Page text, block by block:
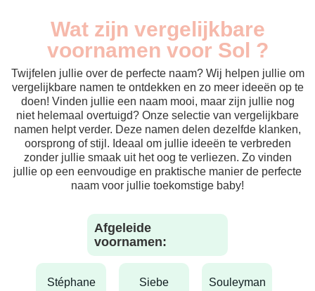
Wat zijn vergelijkbare
voornamen voor Sol ?
Twijfelen jullie over de perfecte naam? Wij helpen jullie om
vergelijkbare namen te ontdekken en zo meer ideeën op te
doen! Vinden jullie een naam mooi, maar zijn jullie nog
niet helemaal overtuigd? Onze selectie van vergelijkbare
namen helpt verder. Deze namen delen dezelfde klanken,
oorsprong of stijl. Ideaal om jullie ideeën te verbreden
zonder jullie smaak uit het oog te verliezen. Zo vinden
jullie op een eenvoudige en praktische manier de perfecte
naam voor jullie toekomstige baby!
Afgeleide
voornamen:
stéphane siebe souleyman